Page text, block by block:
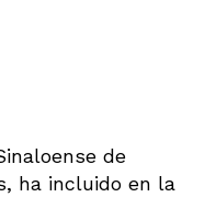
de
ha incluido en la